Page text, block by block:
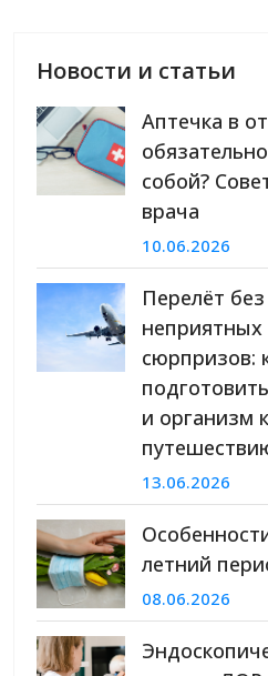
Новости и статьи
Аптечка в
собой?
врача
10.06.2026
Перелёт без
неприятных
сюрпризов:
и организм к
13.06.2026
летний
08.06.2026